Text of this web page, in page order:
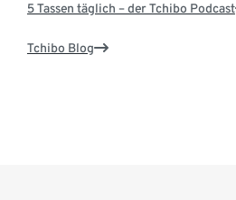
5 Tassen täglich – der Tchibo Podcast
Tchibo Blog